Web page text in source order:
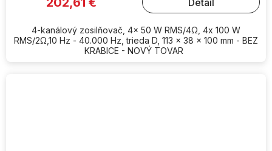
hviezdičiek.
4-kanálový zosilňovač, 4x 50 W RMS/4Ω, 4x 100 W
RMS/2Ω,10 Hz - 40.000 Hz, trieda D, 113 x 38 x 100 mm - BEZ
KRABICE - NOVÝ TOVAR